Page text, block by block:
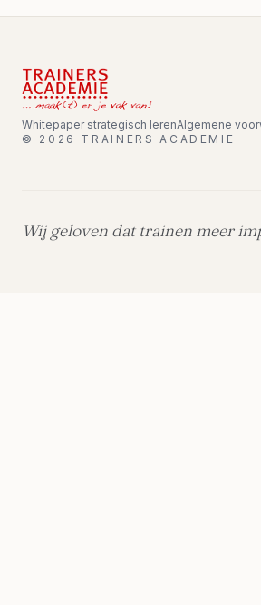
Whitepaper strategisch lerenAlgemene
© 2026 TRAINERS ACADEMIE
Wij geloven dat trainen meer